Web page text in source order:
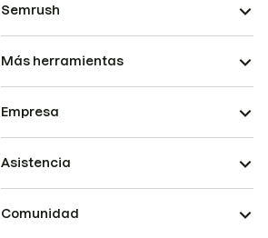
Semrush
Más herramientas
Empresa
Asistencia
Comunidad